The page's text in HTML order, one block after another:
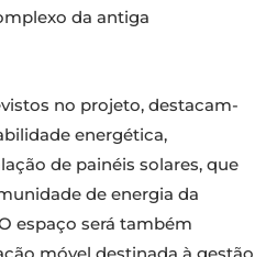
da antiga
no projeto, destacam-
energética,
de painéis solares, que
de energia da
espaço será também